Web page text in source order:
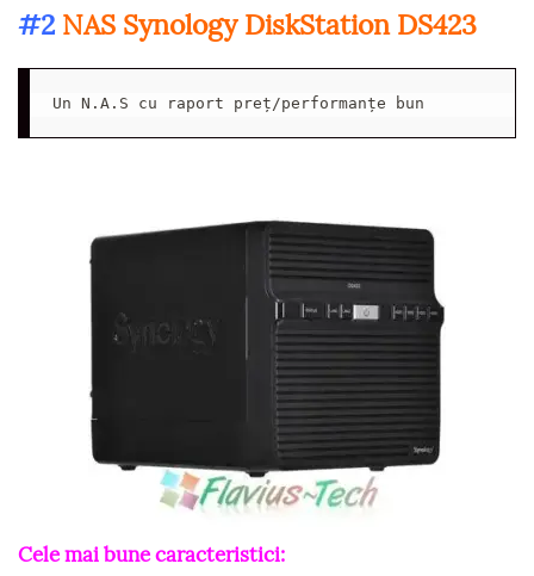
#2 NAS Synology DiskStation DS423
Un N.A.S cu raport preț/performanțe bun
Cele mai bune caracteristici: